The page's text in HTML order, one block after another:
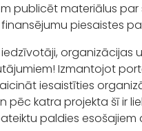
publicēt materiālus
piesaistes
organizācijas
Izmantojot
iesaistīties
pēc katra projekta šī ir
paldies esošajiem